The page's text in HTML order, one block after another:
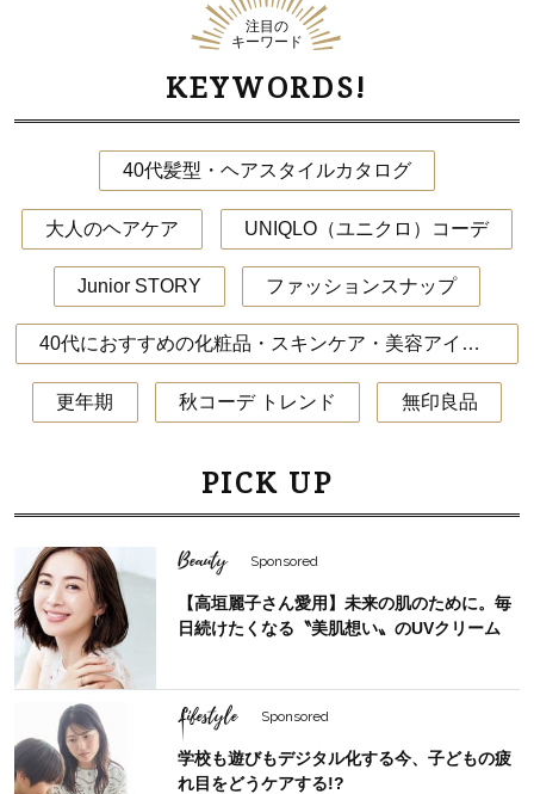
注目の
キーワード
KEYWORDS!
40代髪型・ヘアスタイルカタログ
大人のヘアケア UNIQLO（ユニクロ）コーデ
Junior STORY ファッションスナップ
40代におすすめの化粧品・スキンケア・美容アイテム
更年期 秋コーデ トレンド 無印良品
PICK UP
Beauty Sponsored
【高垣麗子さん愛用】未来の肌のために。毎
日続けたくなる〝美肌想い〟のUVクリーム
Lifestyle Sponsored
学校も遊びもデジタル化する今、子どもの疲
れ目をどうケアする!?